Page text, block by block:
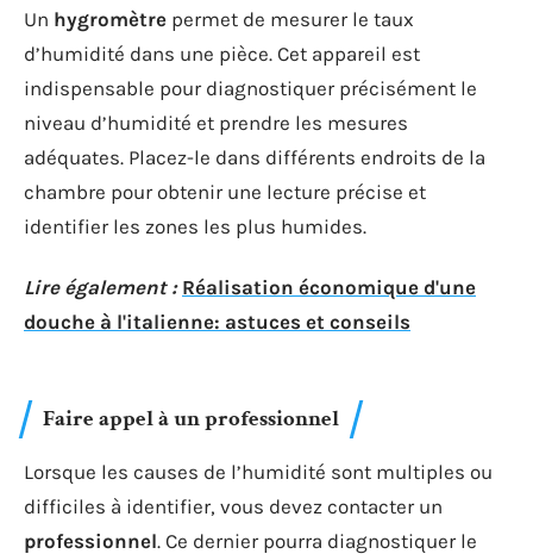
Un hygromètre permet de mesurer le taux
d’humidité dans une pièce. Cet appareil est
indispensable pour diagnostiquer précisément le
niveau d’humidité et prendre les mesures
adéquates. Placez-le dans différents endroits de la
chambre pour obtenir une lecture précise et
identifier les zones les plus humides.
Lire également : Réalisation économique d'une
douche à l'italienne: astuces et conseils
Faire appel à un professionnel
Lorsque les causes de l’humidité sont multiples ou
difficiles à identifier, vous devez contacter un
professionnel. Ce dernier pourra diagnostiquer le